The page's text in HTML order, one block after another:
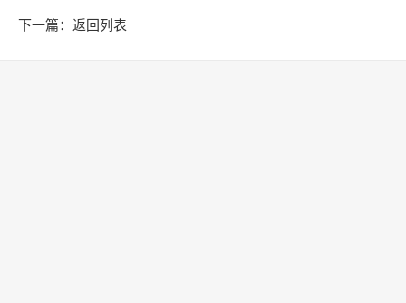
下一篇： 返回列表